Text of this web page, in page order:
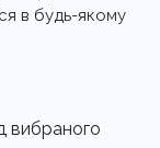
в будь-якому
вибраного